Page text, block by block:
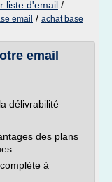
liste d'email /
email / achat base
email
délivrabilité
des plans
à